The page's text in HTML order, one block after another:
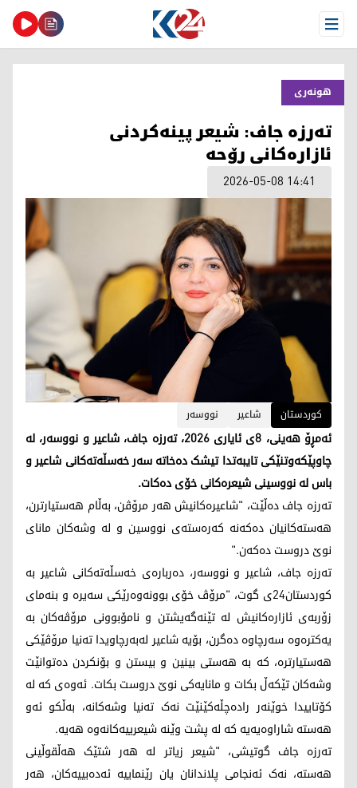
Open Menu
هونەری
تەرزە جاف: شیعر پینەکردنی
ئازارەکانی رۆحە
2026-05-08 14:41
کوردستان شاعیر نووسەر
ئەمڕۆ هەینی، 8ی ئایاری 2026، تەرزە جاف، شاعیر و نووسەر، لە
چاوپێکەوتنێکی تایبەتدا تیشک دەخاتە سەر خەسڵەتەکانی شاعیر و
باس لە نووسینی شیعرەکانی خۆی دەکات.
تەرزە جاف دەڵێت، "شاعیرەکانیش هەر مرۆڤن، بەڵام هەستیارترن،
هەستەکانیان دەکەنە کەرەستەی نووسین و لە وشەکان مانای
نوێ دروست دەکەن."
تەرزە جاف، شاعیر و نووسەر، دەربارەی خەسڵەتەکانی شاعیر بە
کوردستان24ی گوت، "مرۆڤ خۆی بوونەوەرێکی سەیرە و بنەمای
زۆربەی ئازارەکانیش لە تێنەگەیشتن و نامۆبوونی مرۆڤەکان بە
یەکترەوە سەرچاوە دەگرن، بۆیە شاعیر لەبەرچاویدا تەنیا مرۆڤێکی
هەستیارترە، کە بە هەستی بینین و بیستن و بۆنکردن دەتوانێت
وشەکان تێکەڵ بکات و مانایەکی نوێ دروست بکات. ئەوەی کە لە
کۆتاییدا خوێنەر رادەچڵەکێنێت نەک تەنیا وشەکانە، بەڵکو ئەو
هەستە شاراوەیەیە کە لە پشت وێنە شیعرییەکانەوە هەیە.
تەرزە جاف گوتیشی، "شیعر زیاتر لە هەر شتێک هەڵقوڵینی
هەستە، نەک ئەنجامی پلاندانان یان رێنماییە ئەدەبییەکان، هەر